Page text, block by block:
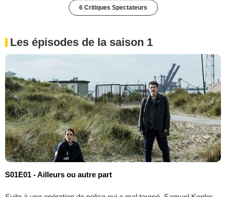
6 Critiques Spectateurs
Les épisodes de la saison 1
S01E01 - Ailleurs ou autre part